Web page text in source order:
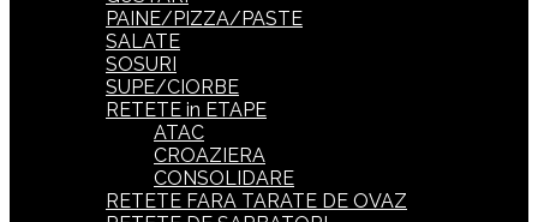
PAINE/PIZZA/PASTE
SALATE
SOSURI
SUPE/CIORBE
RETETE in ETAPE
ATAC
CROAZIERA
CONSOLIDARE
RETETE FARA TARATE DE OVAZ